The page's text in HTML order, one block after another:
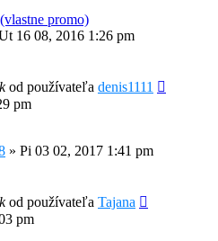
promo)
16 08, 2016 1:26 pm
od používateľa denis1111
pm
» Pi 03 02, 2017 1:41 pm
od používateľa Tajana
pm